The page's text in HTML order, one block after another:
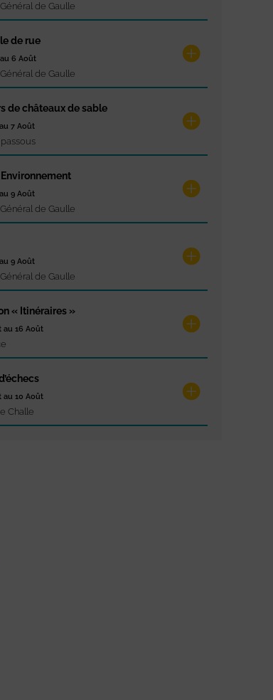
de Gaulle
de rue
6 Août
de Gaulle
de châteaux de sable
7 Août
9 Août
de Gaulle
9 Août
de Gaulle
« Itinéraires »
au 16 Août
au 10 Août
Challe